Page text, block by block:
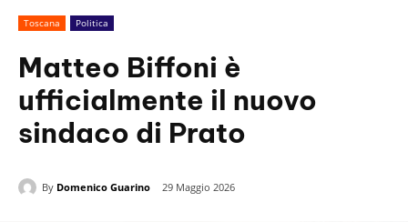
Toscana Politica
Matteo Biffoni è
ufficialmente il nuovo
sindaco di Prato
By Domenico Guarino 29 Maggio 2026